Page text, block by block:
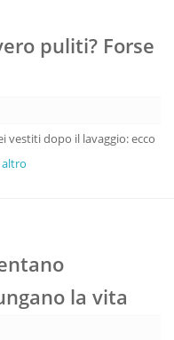
puliti? Forse
vestiti dopo il lavaggio: ecco
altro
la vita